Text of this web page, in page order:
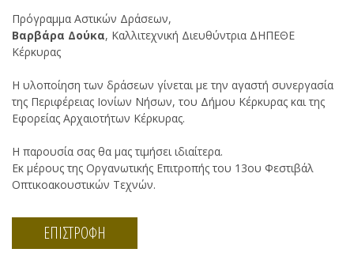
Πρόγραμμα Αστικών Δράσεων,
Βαρβάρα Δούκα, Καλλιτεχνική Διευθύντρια ΔΗΠΕΘΕ
Κέρκυρας
Η υλοποίηση των δράσεων γίνεται με την αγαστή συνεργασία
της Περιφέρειας Ιονίων Νήσων, του Δήμου Κέρκυρας και της
Εφορείας Αρχαιοτήτων Κέρκυρας.
Η παρουσία σας θα μας τιμήσει ιδιαίτερα.
Εκ μέρους της Οργανωτικής Επιτροπής του 13ου Φεστιβάλ
Οπτικοακουστικών Τεχνών.
ΕΠΙΣΤΡΟΦΗ